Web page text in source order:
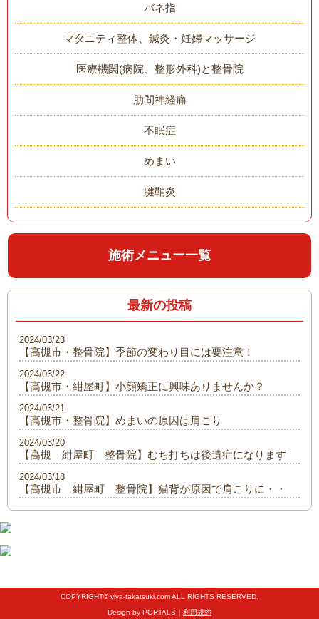
バネ指
マタニティ整体、鍼灸・妊婦マッサージ
医療機関(病院、整形外科)と整骨院
肋間神経痛
不眠症
めまい
腱鞘炎
施術メニュー一覧
最新の投稿
【高槻市・整骨院】季節の変わり目には要注意！
2024/03/23
【高槻市・紺屋町】小顔矯正に興味ありませんか？
2024/03/22
【高槻市・整骨院】めまいの原因は肩こり
2024/03/21
【高槻 紺屋町 整骨院】むち打ちは後遺症になります
2024/03/20
【高槻市 紺屋町 整骨院】猫背が原因で肩こりに・・
2024/03/18
COPYRIGHT© viva-takatsuki.com ALL RIGHTS RESERVED.
Design by PORTALS｜ 利用規約